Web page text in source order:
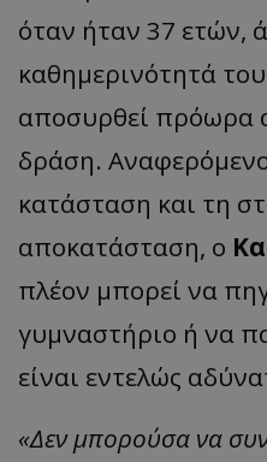
όταν ήταν 37 ετών,
καθημερινότητά
αποσυρθεί πρόωρα
δράση.
κατάσταση και τη
αποκατάσταση, ο
πλέον μπορεί να
γυμναστήριο ή να
είναι εντελώς
«Δεν μπορούσα να